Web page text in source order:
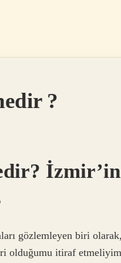
?
İzmir’in
gözlemleyen biri
olduğumu itiraf